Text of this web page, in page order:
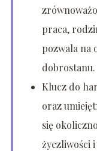
praca,
pozwala na
dobrostanu.
Klucz do
oraz
się
życzliwości